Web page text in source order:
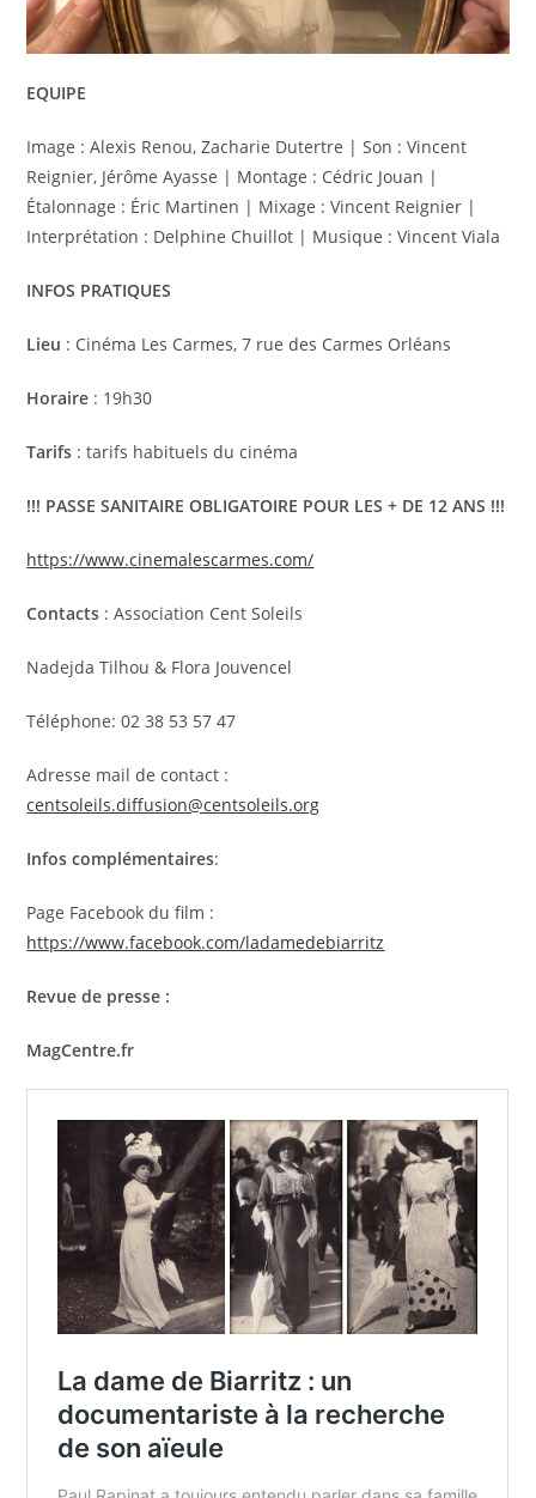
EQUIPE
Image : Alexis Renou, Zacharie Dutertre | Son : Vincent
Reignier, Jérôme Ayasse | Montage : Cédric Jouan |
Étalonnage : Éric Martinen | Mixage : Vincent Reignier |
Interprétation : Delphine Chuillot | Musique : Vincent Viala
INFOS PRATIQUES
Lieu : Cinéma Les Carmes, 7 rue des Carmes Orléans
Horaire : 19h30
Tarifs : tarifs habituels du cinéma
!!! PASSE SANITAIRE OBLIGATOIRE POUR LES + DE 12 ANS !!!
https://www.cinemalescarmes.com/
Contacts : Association Cent Soleils
Nadejda Tilhou & Flora Jouvencel
Téléphone: 02 38 53 57 47
Adresse mail de contact :
centsoleils.diffusion@centsoleils.org
Infos complémentaires:
Page Facebook du film :
https://www.facebook.com/ladamedebiarritz
Revue de presse :
MagCentre.fr